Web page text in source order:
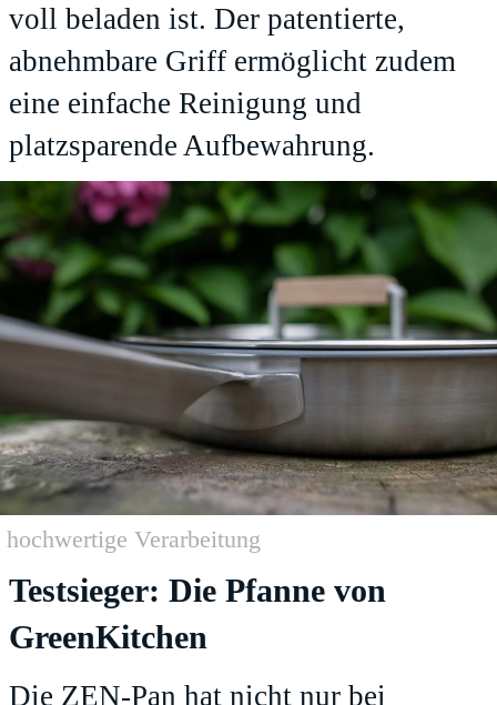
voll beladen ist. Der patentierte,
abnehmbare Griff ermöglicht zudem
eine einfache Reinigung und
platzsparende Aufbewahrung.
hochwertige Verarbeitung
Testsieger: Die Pfanne von
GreenKitchen
Die ZEN-Pan hat nicht nur bei